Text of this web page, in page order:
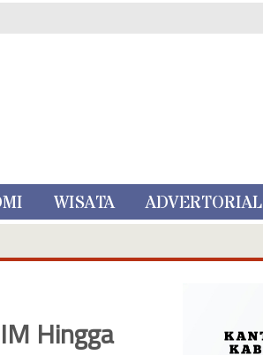
WISATA ADVERTORIAL
Tikar
Hingga